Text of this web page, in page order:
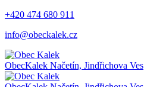
+420 474 680 911
info@obeckalek.cz
ObecKalek Načetín, Jindřichova Ves